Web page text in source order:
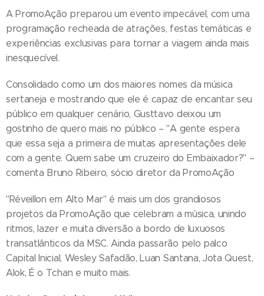
A PromoAção preparou um evento impecável, com uma
programação recheada de atrações, festas temáticas e
experiências exclusivas para tornar a viagem ainda mais
inesquecível.
Consolidado como um dos maiores nomes da música
sertaneja e mostrando que ele é capaz de encantar seu
público em qualquer cenário, Gusttavo deixou um
gostinho de quero mais no público – "A gente espera
que essa seja a primeira de muitas apresentações dele
com a gente. Quem sabe um cruzeiro do Embaixador?" –
comenta Bruno Ribeiro, sócio diretor da PromoAção
"Réveillon em Alto Mar" é mais um dos grandiosos
projetos da PromoAção que celebram a música, unindo
ritmos, lazer e muita diversão a bordo de luxuosos
transatlânticos da MSC. Ainda passarão pelo palco
Capital Inicial, Wesley Safadão, Luan Santana, Jota Quest,
Alok, É o Tchan e muito mais.